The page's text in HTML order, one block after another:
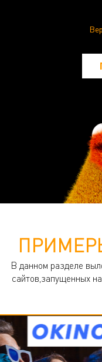
В данном разделе
сайтов,запущенных